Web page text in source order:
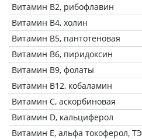
Витамин В2, рибофлавин
Витамин В4, холин
Витамин В5, пантотеновая
Витамин В6, пиридоксин
Витамин В9, фолаты
Витамин В12, кобаламин
Витамин C, аскорбиновая
Витамин D, кальциферол
Витамин Е, альфа токоферол, ТЭ